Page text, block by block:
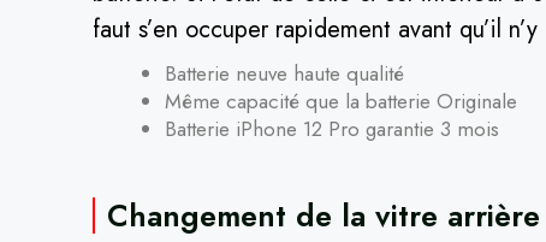
faut s’en occuper rapidement avant qu’il
Batterie neuve haute qualité
Même capacité que la batterie Originale
Batterie iPhone 12 Pro garantie 3 mois
Changement de la vitre